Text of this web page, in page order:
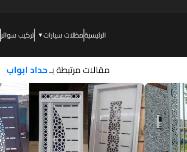
الرئيسيةمظلات سيارات▼ تركيب سواتر
مقالات مرتبطة بـحداد ابواب